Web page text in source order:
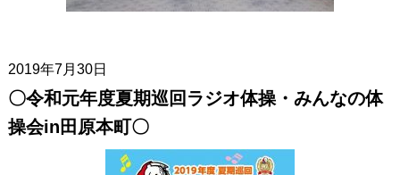
2019年7月30日
〇令和元年度夏期巡回ラジオ体操・みんなの体
操会in田原本町〇